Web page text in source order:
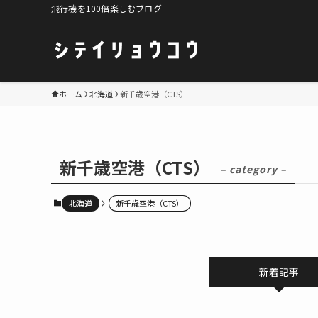
飛行機を100倍楽しむブログ
ホーム 北海道 新千歳空港（CTS）
新千歳空港（CTS） – category –
北海道 新千歳空港（CTS）
新着記事